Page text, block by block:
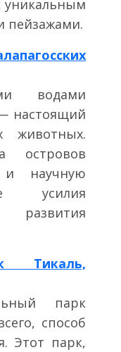
уникальным
пейзажами.
водами
настоящий
животных.
островов
и научную
усилия
Тикаль,
парк
способ
Этот парк,